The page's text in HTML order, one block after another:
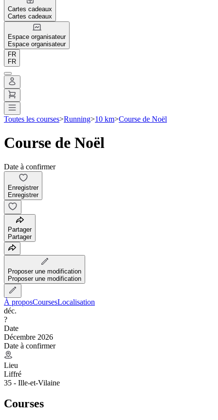
Cartes cadeaux
Cartes cadeaux
Espace organisateur
Espace organisateur
FR
FR
Toutes les courses>Running>10 km>Course de Noël
Course de Noël
Date à confirmer
Enregistrer
Enregistrer
Partager
Partager
Proposer une modification
Proposer une modification
À proposCoursesLocalisation
déc.
?
Date
Décembre 2026
Date à confirmer
Lieu
Liffré
35 - Ille-et-Vilaine
Courses